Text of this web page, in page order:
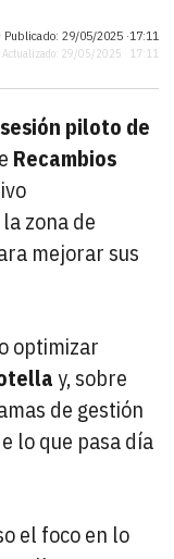
Publicado: 29/05/2025 ·17:11
Actualizado: 29/05/2025 · 17:11
sesión piloto de
Recambios
zona de
mejorar sus
optimizar
y, sobre
de gestión
lo que pasa día
el foco en lo